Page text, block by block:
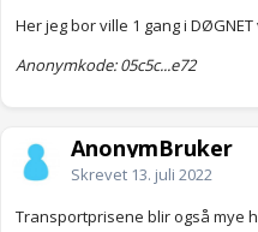
Her jeg bor ville 1 gang i
Anonymkode: 05c5c...e72
AnonymBruker
Skrevet 13. juli 2022
Transportprisene blir også mye